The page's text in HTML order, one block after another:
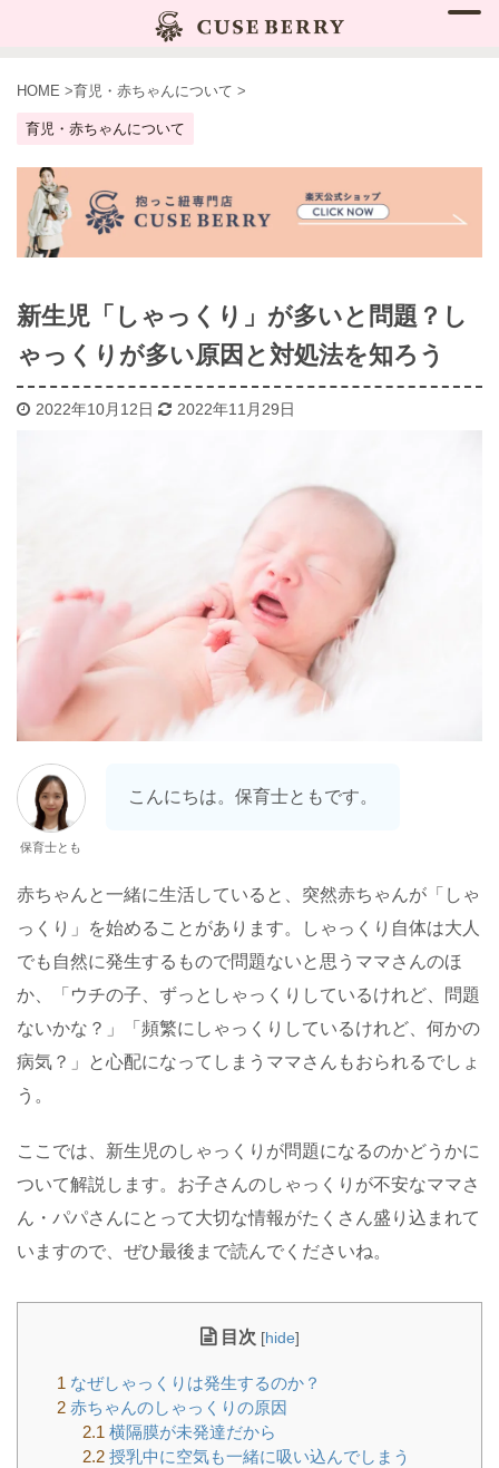
HOME >育児・赤ちゃんについて >
育児・赤ちゃんについて
新生児「しゃっくり」が多いと問題？し
ゃっくりが多い原因と対処法を知ろう
2022年10月12日 2022年11月29日
保育士とも
こんにちは。保育士ともです。
赤ちゃんと一緒に生活していると、突然赤ちゃんが「しゃ
っくり」を始めることがあります。しゃっくり自体は大人
でも自然に発生するもので問題ないと思うママさんのほ
か、「ウチの子、ずっとしゃっくりしているけれど、問題
ないかな？」「頻繁にしゃっくりしているけれど、何かの
病気？」と心配になってしまうママさんもおられるでしょ
う。
ここでは、新生児のしゃっくりが問題になるのかどうかに
ついて解説します。お子さんのしゃっくりが不安なママさ
ん・パパさんにとって大切な情報がたくさん盛り込まれて
いますので、ぜひ最後まで読んでくださいね。
目次 [hide]
1 なぜしゃっくりは発生するのか？
2 赤ちゃんのしゃっくりの原因
2.1 横隔膜が未発達だから
2.2授乳中に空気も一緒に吸い込んでしまう